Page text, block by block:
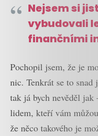
Nejsem si
vybudovali
finančními
Pochopil jsem, že je
nic. Tenkrát se to
tak já bych nevěděl jak
lidem, kteří vám
že něco takového je